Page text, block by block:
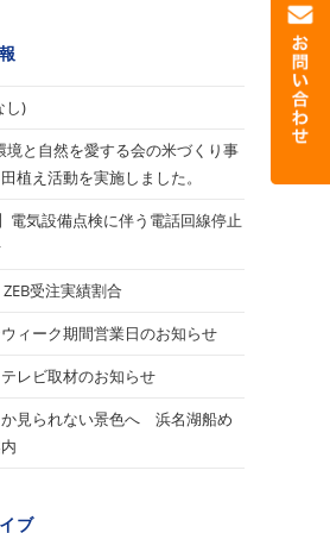
し)
境と自然を愛する会の米づくり事
植え活動を実施しました。
電気設備点検に伴う電話回線停止
受注実績割合
ィーク期間営業日のお知らせ
レビ取材のお知らせ
見られない景色へ 浜名湖船め
ブ